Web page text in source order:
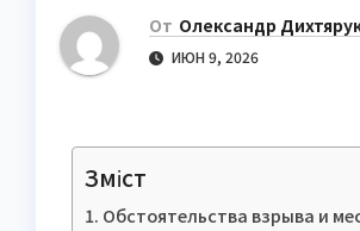
От Олександр
ИЮН 9, 2026
Зміст
Обстоятельства взрыва и